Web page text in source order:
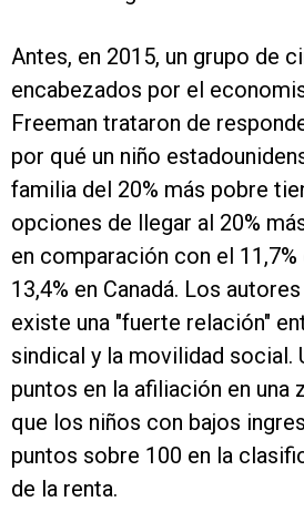
Antes, en 2015, un grupo de
encabezados por el
Freeman trataron de
por qué un niño
familia del 20% más pobre
opciones de llegar al 20%
en comparación con el 11,7%
13,4% en Canadá. Los
existe una "fuerte relación"
sindical y la movilidad social.
puntos en la afiliación en una
que los niños con bajos
puntos sobre 100 en la
de la renta.